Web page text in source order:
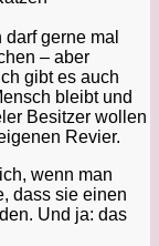
gerne mal
– aber
gibt es auch
bleibt und
Besitzer wollen
Revier.
wenn man
dass sie einen
Und ja: das